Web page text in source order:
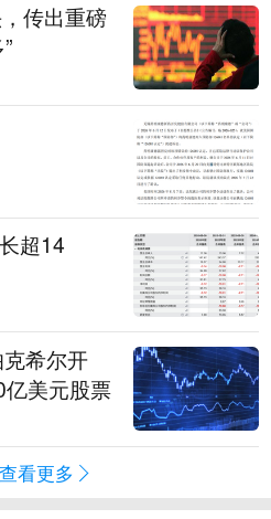
传出重磅
超14
克希尔开
亿美元股票
看更多